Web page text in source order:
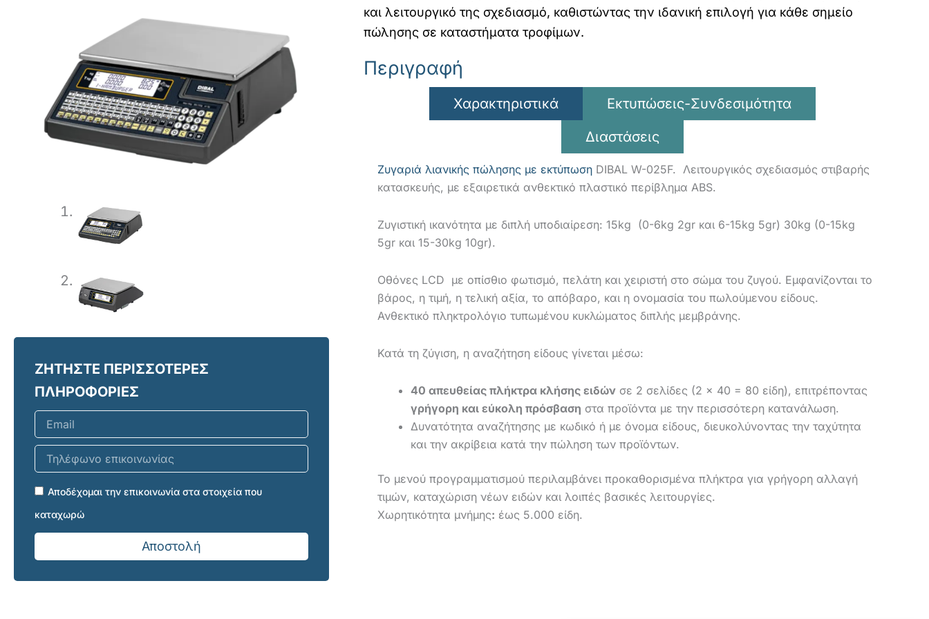
ΖΗΤΗΣΤΕ ΠΕΡΙΣΣΟΤΕΡΕΣ
ΠΛΗΡΟΦΟΡΙΕΣ
Email
Τηλέφωνο
επικοινωνίας
Αποδέχομαι την επικοινωνία στα στοιχεία που
καταχωρώ
Αποστολή
και λειτουργικό της σχεδιασμό, καθιστώντας την ιδανική επιλογή για κάθε σημείο
πώλησης σε καταστήματα τροφίμων.
Περιγραφή
Χαρακτηριστικά
Εκτυπώσεις-Συνδεσιμότητα
Διαστάσεις
Ζυγαριά λιανικής πώλησης με εκτύπωση DIBAL W-025F. Λειτουργικός σχεδιασμός στιβαρής
κατασκευής, με εξαιρετικά ανθεκτικό πλαστικό περίβλημα ABS.
Ζυγιστική ικανότητα με διπλή υποδιαίρεση: 15kg (0-6kg 2gr και 6-15kg 5gr) 30kg (0-15kg
5gr και 15-30kg 10gr).
Οθόνες LCD με οπίσθιο φωτισμό, πελάτη και χειριστή στο σώμα του ζυγού. Εμφανίζονται το
βάρος, η τιμή, η τελική αξία, το απόβαρο, και η ονομασία του πωλούμενου είδους.
Ανθεκτικό πληκτρολόγιο τυπωμένου κυκλώματος διπλής μεμβράνης.
Κατά τη ζύγιση, η αναζήτηση είδους γίνεται μέσω:
40 απευθείας πλήκτρα κλήσης ειδών σε 2 σελίδες (2 × 40 = 80 είδη), επιτρέποντας
γρήγορη και εύκολη πρόσβαση στα προϊόντα με την περισσότερη κατανάλωση.
Δυνατότητα αναζήτησης με κωδικό ή με όνομα είδους, διευκολύνοντας την ταχύτητα
και την ακρίβεια κατά την πώληση των προϊόντων.
Το μενού προγραμματισμού περιλαμβάνει προκαθορισμένα πλήκτρα για γρήγορη αλλαγή
τιμών, καταχώριση νέων ειδών και λοιπές βασικές λειτουργίες.
Χωρητικότητα μνήμης: έως 5.000 είδη.